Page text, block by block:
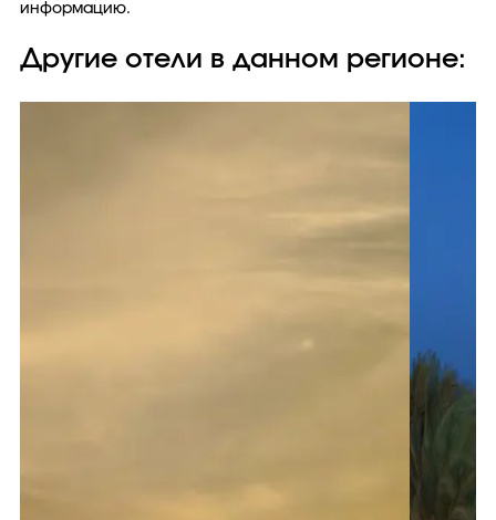
информацию.
Другие отели в данном регионе: